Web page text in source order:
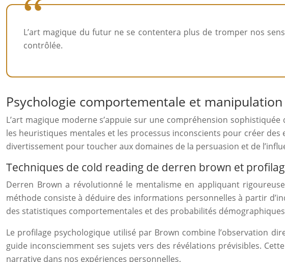
L’art magique du futur ne se contentera plus de tromper nos
contrôlée.
Psychologie comportementale et
L’art magique moderne s’appuie sur une compréhension
les heuristiques mentales et les processus inconscients pour créer
divertissement pour toucher aux domaines de la persuasion et de
Techniques de cold reading de derren brown et
Derren Brown a révolutionné le mentalisme en appliquant
méthode consiste à déduire des informations personnelles à partir
des statistiques comportementales et des probabilités
Le profilage psychologique utilisé par Brown combine l’observation
guide inconsciemment ses sujets vers des révélations prévisibles.
narrative dans nos expériences personnelles.